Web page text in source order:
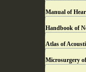
Manual of
Handbook of
Atlas of
Microsurgery